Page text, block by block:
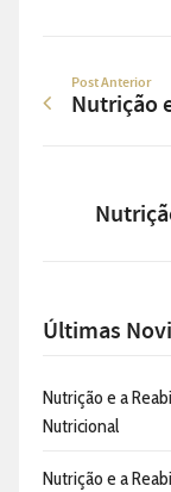
Post Anterior
Nutrição
Últimas
Nutrição e a
Nutricional
Nutrição e a